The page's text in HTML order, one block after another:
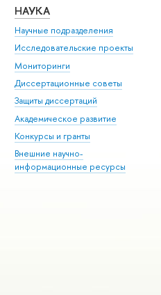
НАУКА
Научные подразделения
Исследовательские проекты
Мониторинги
Диссертационные советы
Защиты диссертаций
Академическое развитие
Конкурсы и гранты
Внешние научно-
информационные ресурсы